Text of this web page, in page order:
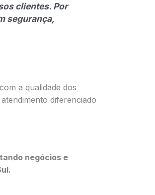
clientes. Por
segurança,
a qualidade dos
diferenciado
negócios e